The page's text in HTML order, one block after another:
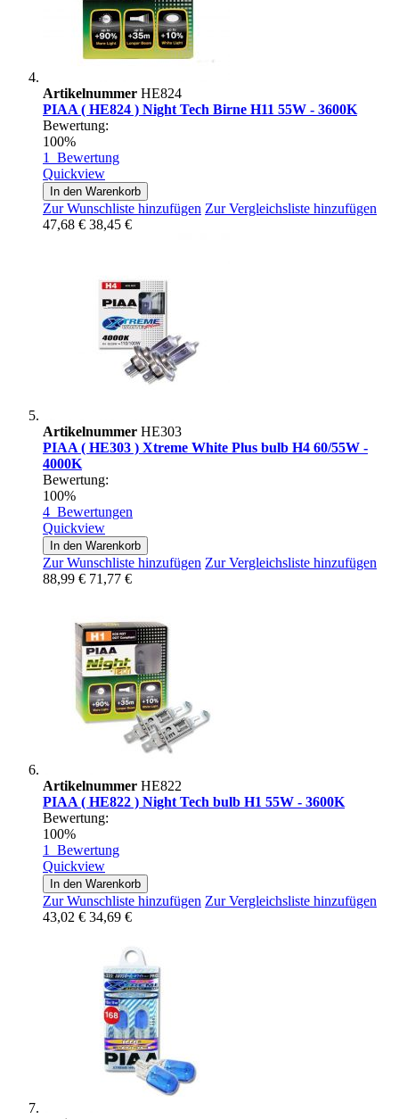
Artikelnummer HE824
PIAA ( HE824 ) Night Tech Birne H11 55W - 3600K
Bewertung:
100%
1 Bewertung
Quickview
In den Warenkorb
Zur Wunschliste hinzufügen Zur Vergleichsliste hinzufügen
47,68 € 38,45 €
Artikelnummer HE303
PIAA ( HE303 ) Xtreme White Plus bulb H4 60/55W -
4000K
Bewertung:
100%
4 Bewertungen
Quickview
In den Warenkorb
Zur Wunschliste hinzufügen Zur Vergleichsliste hinzufügen
88,99 € 71,77 €
Artikelnummer HE822
PIAA ( HE822 ) Night Tech bulb H1 55W - 3600K
Bewertung:
100%
1 Bewertung
Quickview
In den Warenkorb
Zur Wunschliste hinzufügen Zur Vergleichsliste hinzufügen
43,02 € 34,69 €